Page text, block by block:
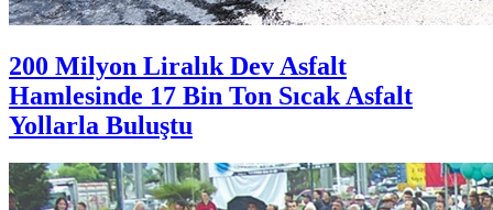
200 Milyon Liralık Dev Asfalt
Hamlesinde 17 Bin Ton Sıcak Asfalt
Yollarla Buluştu